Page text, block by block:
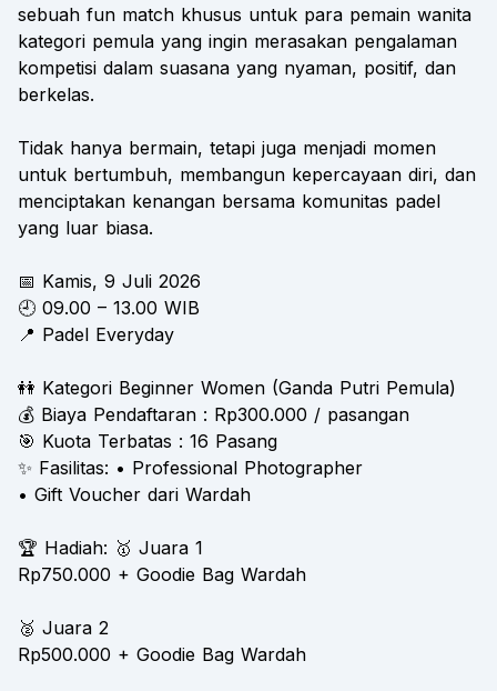
sebuah fun match khusus untuk para pemain wanita
kategori pemula yang ingin merasakan pengalaman
kompetisi dalam suasana yang nyaman, positif, dan
berkelas.
Tidak hanya bermain, tetapi juga menjadi momen
untuk bertumbuh, membangun kepercayaan diri, dan
menciptakan kenangan bersama komunitas padel
yang luar biasa.
📅 Kamis, 9 Juli 2026
🕘 09.00 – 13.00 WIB
📍 Padel Everyday
👭 Kategori Beginner Women (Ganda Putri Pemula)
💰 Biaya Pendaftaran : Rp300.000 / pasangan
🎯 Kuota Terbatas : 16 Pasang
✨ Fasilitas: • Professional Photographer
• Gift Voucher dari Wardah
🏆 Hadiah: 🥇 Juara 1
Rp750.000 + Goodie Bag Wardah
🥈 Juara 2
Rp500.000 + Goodie Bag Wardah